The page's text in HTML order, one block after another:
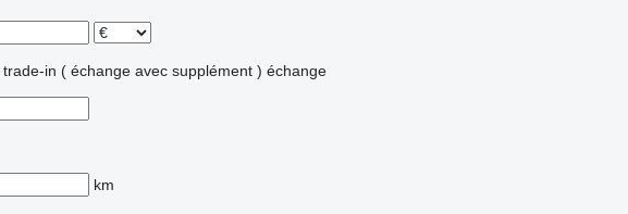
trade-in ( échange avec supplément ) échange
km